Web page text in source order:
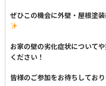
ぜひこの機会に外壁・屋根塗
お家の壁の劣化症状について
ください！
皆様のご参加をお待ちしてお